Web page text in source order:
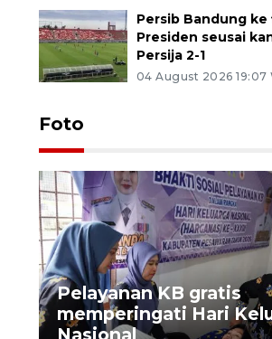
Persib Bandung ke
Presiden seusai
Persija 2-1
04 August 2026 19:07
Foto
Pelayanan KB gratis
memperingati Hari